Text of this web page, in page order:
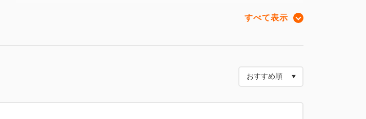
上記時間以外はフロントでの各種ご対応が出来かねます。
すべて表示